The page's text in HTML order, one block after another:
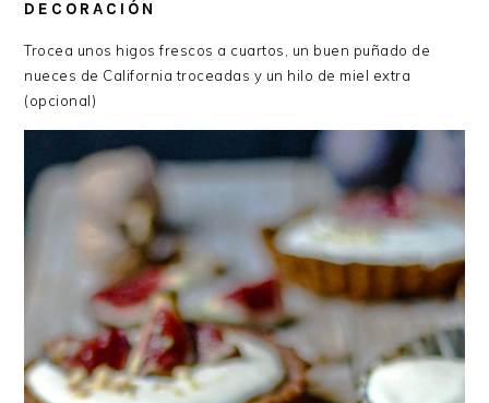
DECORACIÓN
Trocea unos higos frescos a cuartos, un buen puñado de
nueces de California troceadas y un hilo de miel extra
(opcional)